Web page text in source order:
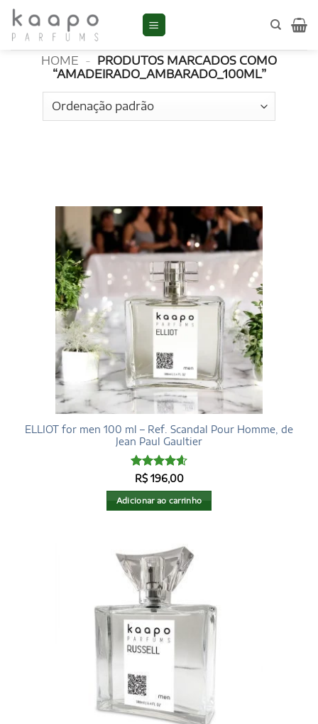
Skip
contentamadeirado_ambarado_100ml
HOME - PRODUTOS MARCADOS COMO
“AMADEIRADO_AMBARADO_100ML”
ELLIOT for men 100 ml – Ref. Scandal Pour Homme, de
Jean Paul Gaultier
Avaliação
4.6de 5
R$196,00
Adicionar ao carrinho